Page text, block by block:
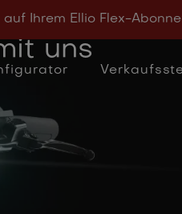
auf Ihrem Ellio Flex-
uns